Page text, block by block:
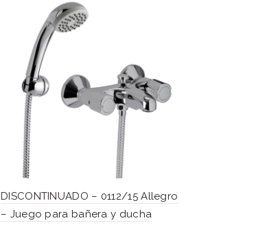
DISCONTINUADO – 0112/15 Allegro
– Juego para bañera y ducha